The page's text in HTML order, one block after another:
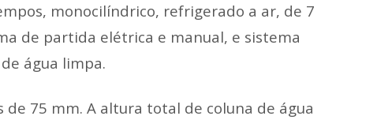
monocilíndrico, refrigerado a ar, de 7
de partida elétrica e manual, e sistema
água limpa.
75 mm. A altura total de coluna de água